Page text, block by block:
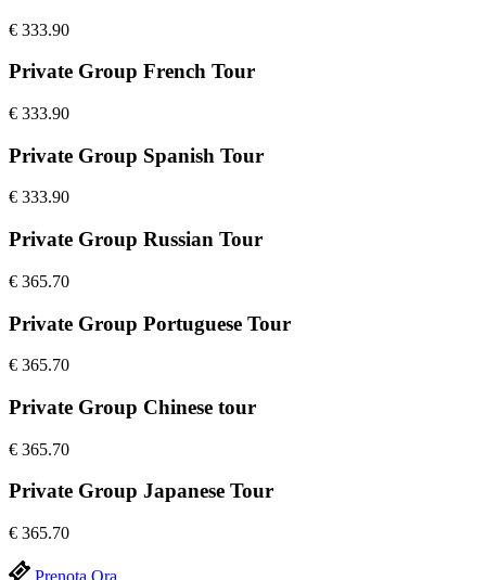
€ 333.90
Private Group French Tour
€ 333.90
Private Group Spanish Tour
€ 333.90
Private Group Russian Tour
€ 365.70
Private Group Portuguese Tour
€ 365.70
Private Group Chinese tour
€ 365.70
Private Group Japanese Tour
€ 365.70